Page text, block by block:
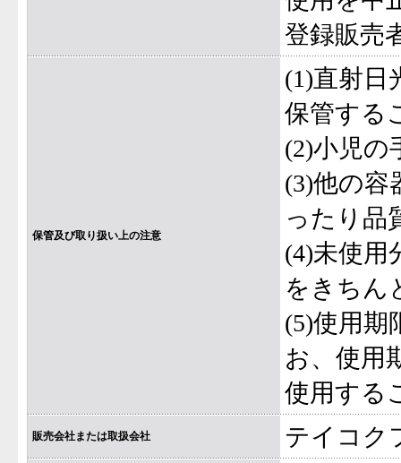
登録販売
保管及び取り扱い上の注意
(1)直射日
保管する
(2)小児の
(3)他の容
ったり品
(4)未使用
をきちん
(5)使用期
お、使用
使用する
販売会社または取扱会社 テイコク